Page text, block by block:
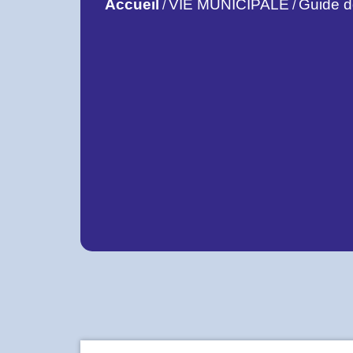
Accueil /VIE MUNICIPALE / Guide